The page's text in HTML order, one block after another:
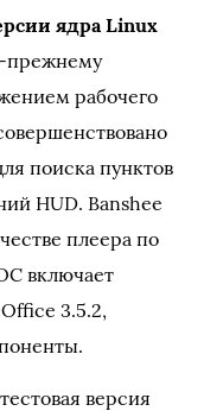
ядра Linux
прежнему
рабочего
поиска пунктов
HUD. Banshee
плеера по
включает
3.5.2,
версия